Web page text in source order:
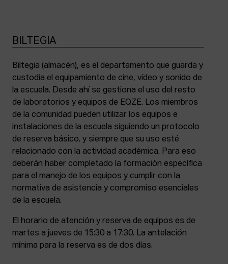
BILTEGIA
Biltegia (almacén), es el departamento que guarda y
custodia el equipamiento de cine, vídeo y sonido de
la escuela. Desde ahí se gestiona el uso del resto
de laboratorios y equipos de EQZE. Los miembros
de la comunidad pueden utilizar los equipos e
instalaciones de la escuela siguiendo un protocolo
de reserva básico, y siempre que su uso esté
relacionado con la actividad académica. Para eso
deberán haber completado la formación específica
para el manejo de los equipos y cumplir con la
normativa de asistencia y compromiso esenciales
de la escuela.
El horario de atención y reserva de equipos es de
martes a jueves de 15:30 a 17:30. La antelación
mínima para la reserva es de dos días.